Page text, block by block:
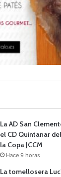
La AD San
el CD Quintanar
la Copa JCCM
Hace 9 horas
La tomellosera